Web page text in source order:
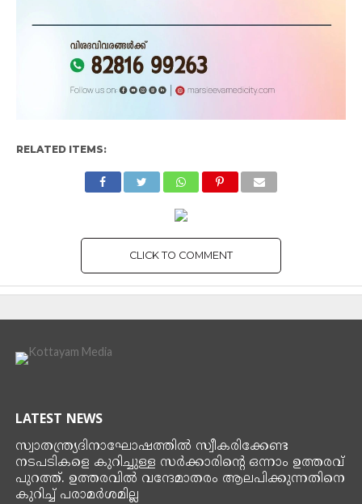
RELATED ITEMS:
CLICK TO COMMENT
LATEST NEWS
സ്വാതന്ത്ര്യദിനാഘോഷത്തിൽ സ്വീകരിക്കേണ്ട
നടപടികളെ കുറിച്ചുള്ള സർക്കാരിന്റെ ഒന്നാം ഉത്തരവ്
പുറത്ത്. ഉത്തരവിൽ വന്ദേമാതരം ആലപിക്കുന്നതിനെ
കുറിച്ച് പരാമർശമില്ല